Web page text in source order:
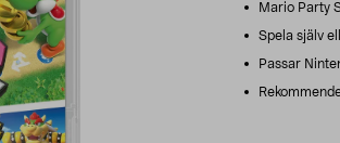
Mario Party
Spela själv
Passar